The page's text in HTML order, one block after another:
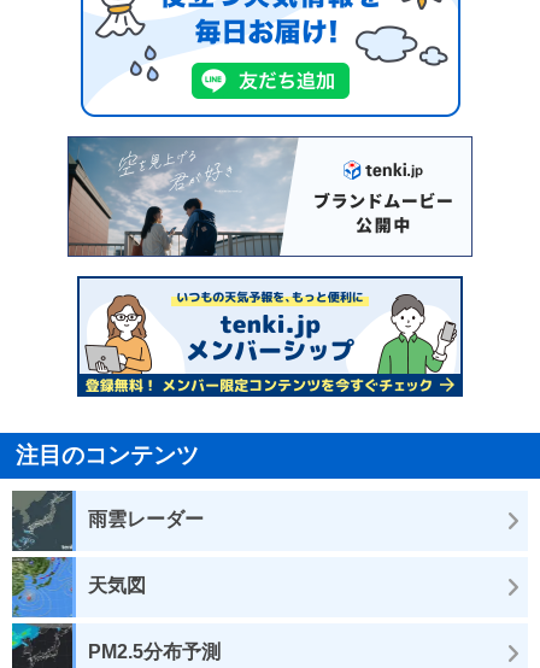
注目のコンテンツ
雨雲レーダー
天気図
PM2.5分布予測